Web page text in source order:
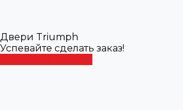
Двери Triumph
Успевайте сделать заказ!